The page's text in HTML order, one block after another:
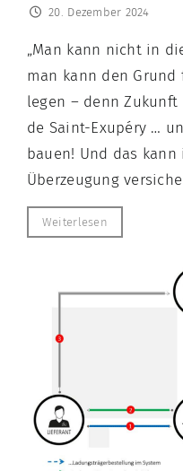
20. Dezember 2024
„Man kann nicht in
man kann den
legen – denn Zukunft
de Saint-Exupéry …
bauen! Und das
Überzeugung
Weiterlesen